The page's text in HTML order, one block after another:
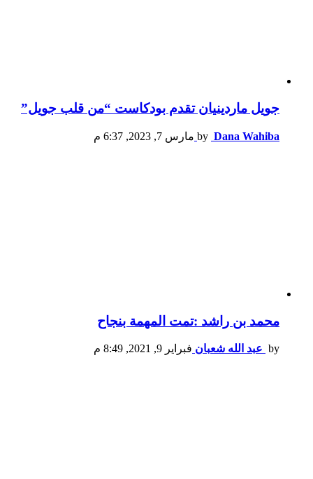
جويل ماردينيان تقدم بودكاست “من قلب جويل”
by Dana Wahiba مارس 7, 2023, 6:37 م
محمد بن راشد :تمت المهمة بنجاح
by عبد الله شعبان فبراير 9, 2021, 8:49 م